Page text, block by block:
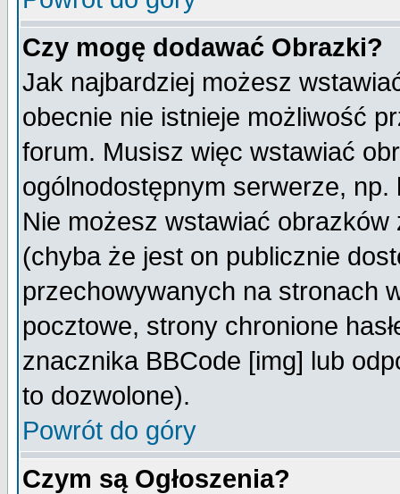
Czy mogę dodawać Obrazki?
Jak najbardziej możesz
obecnie nie istnieje możliwość
forum. Musisz więc wstawiać
ogólnodostępnym serwerze,
Nie możesz wstawiać
(chyba że jest on publicznie
przechowywanych na stronach
pocztowe, strony chronione
znacznika BBCode [img] lub
to dozwolone).
Powrót do góry
Czym są Ogłoszenia?